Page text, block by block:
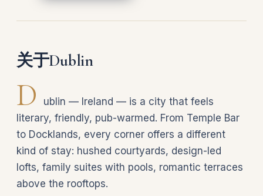
关于Dublin
D
ublin — Ireland — is a city that feels
literary, friendly, pub-warmed. From Temple Bar
to Docklands, every corner offers a different
kind of stay: hushed courtyards, design-led
lofts, family suites with pools, romantic terraces
above the rooftops.